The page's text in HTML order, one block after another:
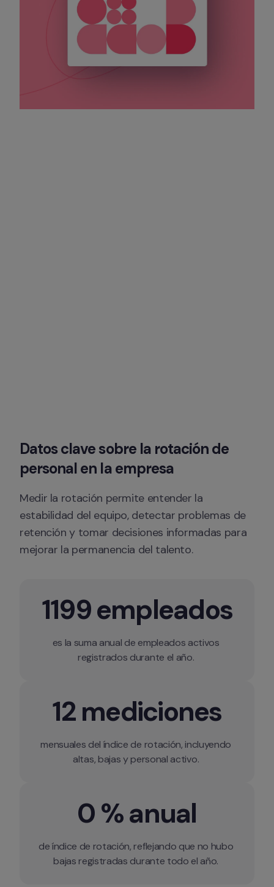
Datos clave sobre la rotación de
personal en la empresa
Medir la rotación permite entender la
estabilidad del equipo, detectar problemas de
retención y tomar decisiones informadas para
mejorar la permanencia del talento.
1199 empleados
es la suma anual de empleados activos
registrados durante el año.
12 mediciones
mensuales del índice de rotación, incluyendo
altas, bajas y personal activo.
0 % anual
de índice de rotación, reflejando que no hubo
bajas registradas durante todo el año.